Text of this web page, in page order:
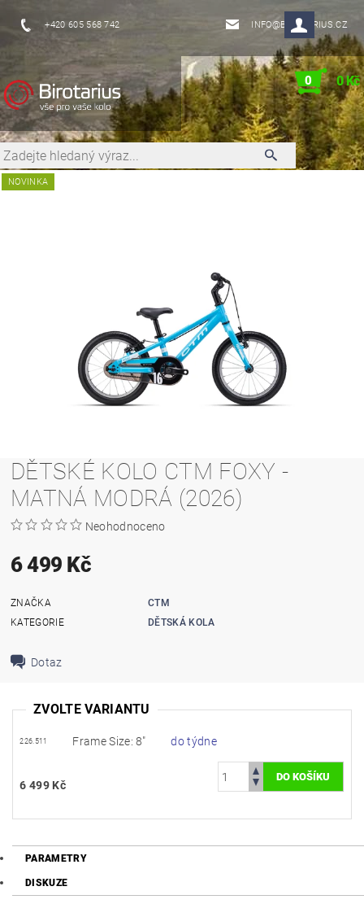
+420 605 568 742 INFO@BIROTARIUS.CZ
0 0 Kč
NOVINKA
DĚTSKÉ KOLO CTM FOXY -
MATNÁ MODRÁ (2026)
Neohodnoceno
6 499 Kč
ZNAČKA
CTM
KATEGORIE
DĚTSKÁ KOLA
Dotaz
ZVOLTE VARIANTU
226.511 Frame Size: 8" do týdne
6 499 Kč
PARAMETRY
DISKUZE